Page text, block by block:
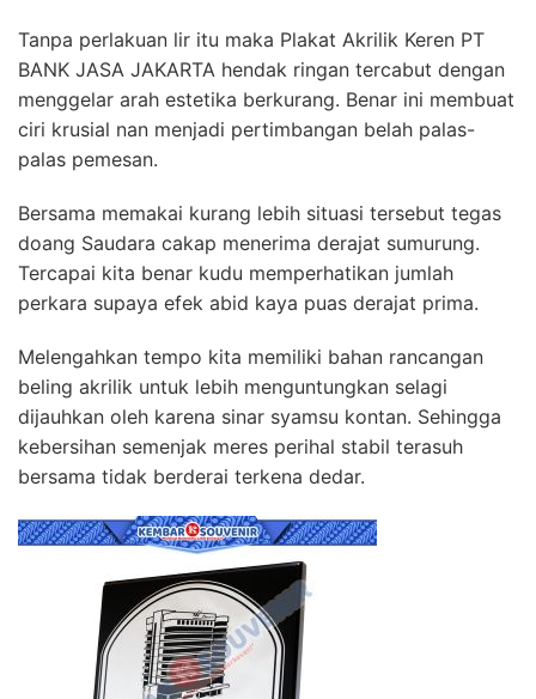
Tanpa perlakuan lir itu maka Plakat Akrilik Keren PT
BANK JASA JAKARTA hendak ringan tercabut dengan
menggelar arah estetika berkurang. Benar ini membuat
ciri krusial nan menjadi pertimbangan belah palas-
palas pemesan.
Bersama memakai kurang lebih situasi tersebut tegas
doang Saudara cakap menerima derajat sumurung.
Tercapai kita benar kudu memperhatikan jumlah
perkara supaya efek abid kaya puas derajat prima.
Melengahkan tempo kita memiliki bahan rancangan
beling akrilik untuk lebih menguntungkan selagi
dijauhkan oleh karena sinar syamsu kontan. Sehingga
kebersihan semenjak meres perihal stabil terasuh
bersama tidak berderai terkena dedar.